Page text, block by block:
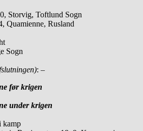
Storvig, Toftlund Sogn
Quamienne, Rusland
Sogn
: –
før krigen
under krigen
kamp